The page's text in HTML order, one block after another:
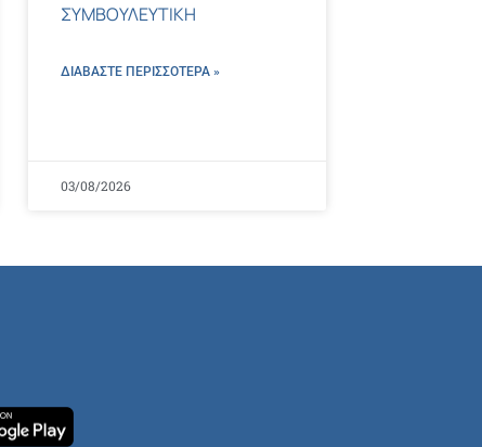
ΣΥΜΒΟΥΛΕΥΤΙΚΗ
ΔΙΑΒΑΣΤΕ ΠΕΡΙΣΣΌΤΕΡΑ »
03/08/2026